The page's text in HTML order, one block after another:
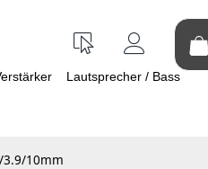
Lautsprecher / Bass
3.9/10mm